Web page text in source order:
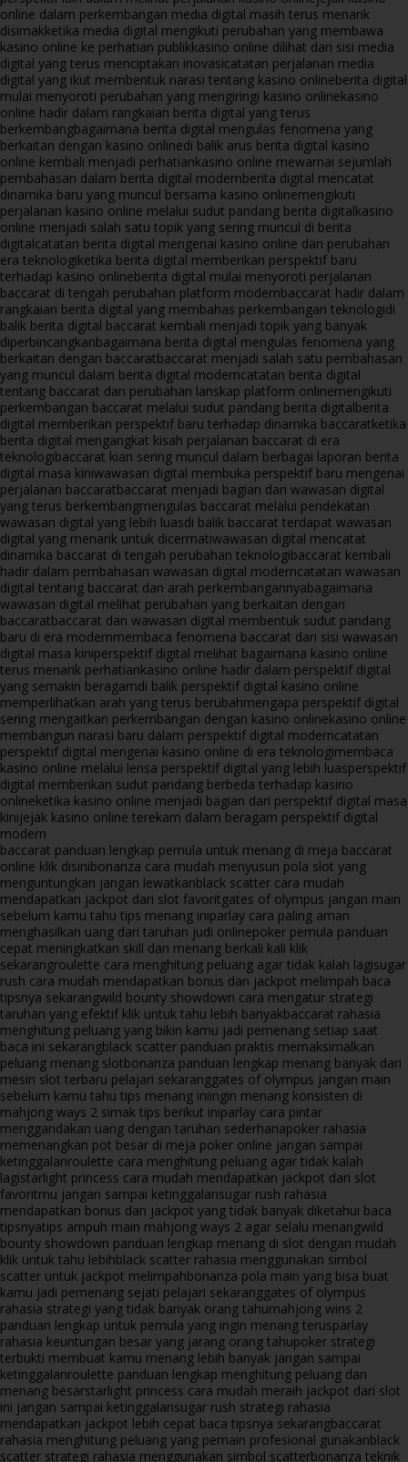
online dalam perkembangan media digital masih terus menarik
disimakketika media digital mengikuti perubahan yang membawa
kasino online ke perhatian publikkasino online dilihat dari sisi media
digital yang terus menciptakan inovasicatatan perjalanan media
digital yang ikut membentuk narasi tentang kasino onlineberita digital
mulai menyoroti perubahan yang mengiringi kasino onlinekasino
online hadir dalam rangkaian berita digital yang terus
berkembangbagaimana berita digital mengulas fenomena yang
berkaitan dengan kasino onlinedi balik arus berita digital kasino
online kembali menjadi perhatiankasino online mewarnai sejumlah
pembahasan dalam berita digital modernberita digital mencatat
dinamika baru yang muncul bersama kasino onlinemengikuti
perjalanan kasino online melalui sudut pandang berita digitalkasino
online menjadi salah satu topik yang sering muncul di berita
digitalcatatan berita digital mengenai kasino online dan perubahan
era teknologiketika berita digital memberikan perspektif baru
terhadap kasino onlineberita digital mulai menyoroti perjalanan
baccarat di tengah perubahan platform modernbaccarat hadir dalam
rangkaian berita digital yang membahas perkembangan teknologidi
balik berita digital baccarat kembali menjadi topik yang banyak
diperbincangkanbagaimana berita digital mengulas fenomena yang
berkaitan dengan baccaratbaccarat menjadi salah satu pembahasan
yang muncul dalam berita digital moderncatatan berita digital
tentang baccarat dan perubahan lanskap platform onlinemengikuti
perkembangan baccarat melalui sudut pandang berita digitalberita
digital memberikan perspektif baru terhadap dinamika baccaratketika
berita digital mengangkat kisah perjalanan baccarat di era
teknologibaccarat kian sering muncul dalam berbagai laporan berita
digital masa kiniwawasan digital membuka perspektif baru mengenai
perjalanan baccaratbaccarat menjadi bagian dari wawasan digital
yang terus berkembangmengulas baccarat melalui pendekatan
wawasan digital yang lebih luasdi balik baccarat terdapat wawasan
digital yang menarik untuk dicermatiwawasan digital mencatat
dinamika baccarat di tengah perubahan teknologibaccarat kembali
hadir dalam pembahasan wawasan digital moderncatatan wawasan
digital tentang baccarat dan arah perkembangannyabagaimana
wawasan digital melihat perubahan yang berkaitan dengan
baccaratbaccarat dan wawasan digital membentuk sudut pandang
baru di era modernmembaca fenomena baccarat dari sisi wawasan
digital masa kiniperspektif digital melihat bagaimana kasino online
terus menarik perhatiankasino online hadir dalam perspektif digital
yang semakin beragamdi balik perspektif digital kasino online
memperlihatkan arah yang terus berubahmengapa perspektif digital
sering mengaitkan perkembangan dengan kasino onlinekasino online
membangun narasi baru dalam perspektif digital moderncatatan
perspektif digital mengenai kasino online di era teknologimembaca
kasino online melalui lensa perspektif digital yang lebih luasperspektif
digital memberikan sudut pandang berbeda terhadap kasino
onlineketika kasino online menjadi bagian dari perspektif digital masa
kinijejak kasino online terekam dalam beragam perspektif digital
modern
baccarat panduan lengkap pemula untuk menang di meja baccarat
online klik disinibonanza cara mudah menyusun pola slot yang
menguntungkan jangan lewatkanblack scatter cara mudah
mendapatkan jackpot dari slot favoritgates of olympus jangan main
sebelum kamu tahu tips menang iniparlay cara paling aman
menghasilkan uang dari taruhan judi onlinepoker pemula panduan
cepat meningkatkan skill dan menang berkali kali klik
sekarangroulette cara menghitung peluang agar tidak kalah lagisugar
rush cara mudah mendapatkan bonus dan jackpot melimpah baca
tipsnya sekarangwild bounty showdown cara mengatur strategi
taruhan yang efektif klik untuk tahu lebih banyakbaccarat rahasia
menghitung peluang yang bikin kamu jadi pemenang setiap saat
baca ini sekarangblack scatter panduan praktis memaksimalkan
peluang menang slotbonanza panduan lengkap menang banyak dari
mesin slot terbaru pelajari sekaranggates of olympus jangan main
sebelum kamu tahu tips menang iniingin menang konsisten di
mahjong ways 2 simak tips berikut iniparlay cara pintar
menggandakan uang dengan taruhan sederhanapoker rahasia
memenangkan pot besar di meja poker online jangan sampai
ketinggalanroulette cara menghitung peluang agar tidak kalah
lagistarlight princess cara mudah mendapatkan jackpot dari slot
favoritmu jangan sampai ketinggalansugar rush rahasia
mendapatkan bonus dan jackpot yang tidak banyak diketahui baca
tipsnyatips ampuh main mahjong ways 2 agar selalu menangwild
bounty showdown panduan lengkap menang di slot dengan mudah
klik untuk tahu lebihblack scatter rahasia menggunakan simbol
scatter untuk jackpot melimpahbonanza pola main yang bisa buat
kamu jadi pemenang sejati pelajari sekaranggates of olympus
rahasia strategi yang tidak banyak orang tahumahjong wins 2
panduan lengkap untuk pemula yang ingin menang terusparlay
rahasia keuntungan besar yang jarang orang tahupoker strategi
terbukti membuat kamu menang lebih banyak jangan sampai
ketinggalanroulette panduan lengkap menghitung peluang dan
menang besarstarlight princess cara mudah meraih jackpot dari slot
ini jangan sampai ketinggalansugar rush strategi rahasia
mendapatkan jackpot lebih cepat baca tipsnya sekarangbaccarat
rahasia menghitung peluang yang pemain profesional gunakanblack
scatter strategi rahasia menggunakan simbol scatterbonanza teknik